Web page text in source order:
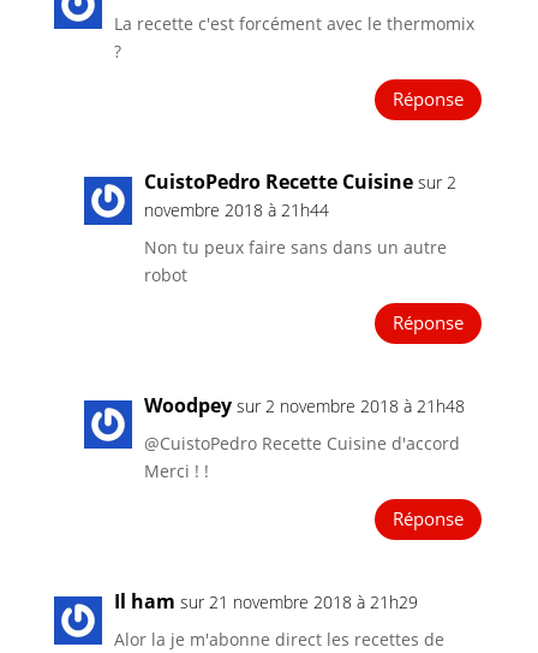
La recette c'est forcément avec le thermomix
?
Réponse
CuistoPedro Recette Cuisine sur 2
novembre 2018 à 21h44
Non tu peux faire sans dans un autre
robot
Réponse
Woodpey sur 2 novembre 2018 à 21h48
@CuistoPedro Recette Cuisine d'accord
Merci ! !
Réponse
Il ham sur 21 novembre 2018 à 21h29
Alor la je m'abonne direct les recettes de